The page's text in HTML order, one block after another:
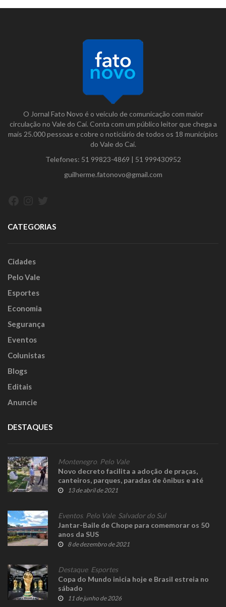
O Jornal Fato Novo é o veículo de comunicação com maior
circulação no Vale do Caí. Conta com um público leitor que chega a
mais 25.000 pessoas e cobre o noticiário de todos os 18 municípios
do Vale do Caí.
Telefones: 51 99823-4869 | 51 999430952
guilherme.fatonovo@gmail.com
CATEGORIAS
Cidades
Pelo Vale
Esportes
Economia
Segurança
Eventos
Colunistas
Blogs
Editais
Anuncie
DESTAQUES
Montenegro Pelo Vale
Novo decreto facilita a adoção de praças,
canteiros, parques, paradas de ônibus e até
muros e paredes
13 de abril de 2021
Eventos, Pelo Vale, Salvador do Sul
Jantar-Baile de Chope para comemorar os 50
anos da SUS
8 de dezembro de 2021
Destaque, Esportes
Copa do Mundo inicia hoje e Brasil estreia no
sábado
11 de junho de 2026